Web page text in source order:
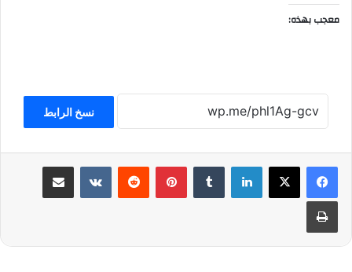
معجب بهذه:
نسخ الرابط
لينكدإن بينتيريست مشاركة عبر البريد
طباعة